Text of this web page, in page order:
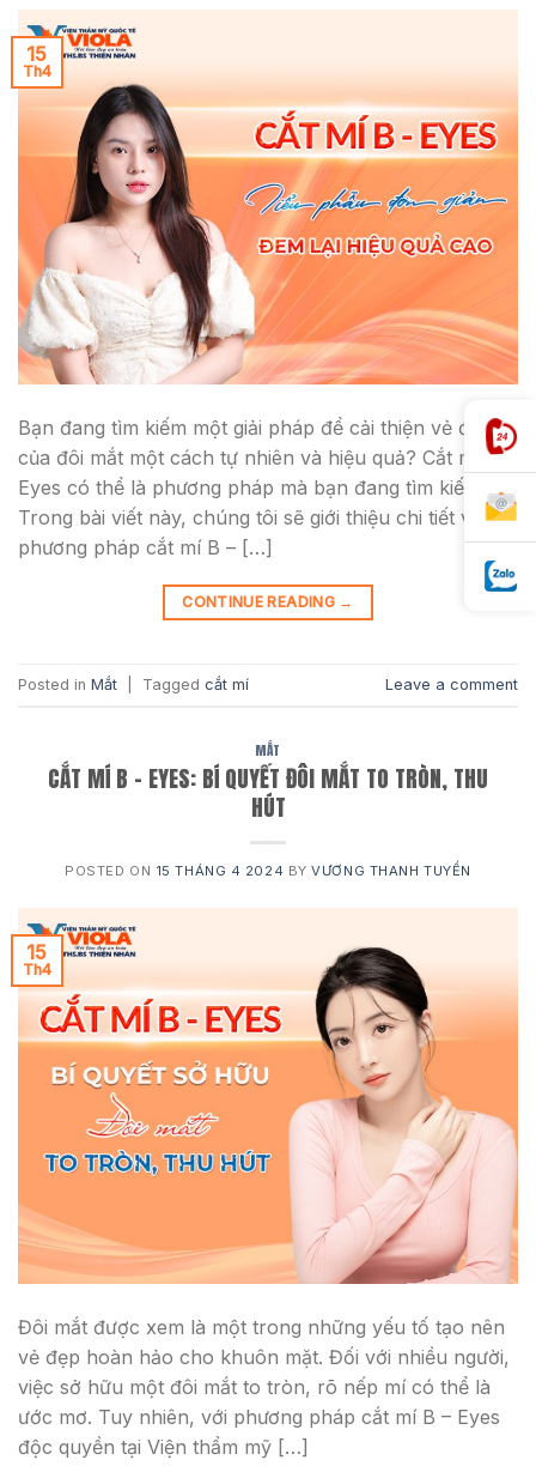
15
Th4
Bạn đang tìm kiếm một giải pháp để cải thiện vẻ đẹp
của đôi mắt một cách tự nhiên và hiệu quả? Cắt mí B –
Eyes có thể là phương pháp mà bạn đang tìm kiếm.
Trong bài viết này, chúng tôi sẽ giới thiệu chi tiết về
phương pháp cắt mí B – […]
CONTINUE READING →
Posted in Mắt Tagged cắt mí Leave a comment
MẮT
CẮT MÍ B – EYES: BÍ QUYẾT ĐÔI MẮT TO TRÒN, THU
HÚT
POSTED ON 15 THÁNG 4 2024 BYVƯƠNG THANH TUYỀN
15
Th4
Đôi mắt được xem là một trong những yếu tố tạo nên
vẻ đẹp hoàn hảo cho khuôn mặt. Đối với nhiều người,
việc sở hữu một đôi mắt to tròn, rõ nếp mí có thể là
ước mơ. Tuy nhiên, với phương pháp cắt mí B – Eyes
độc quyền tại Viện thẩm mỹ […]